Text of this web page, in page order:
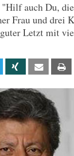
auch Du,
Frau und drei
Letzt mit
Linkedin Xing Email